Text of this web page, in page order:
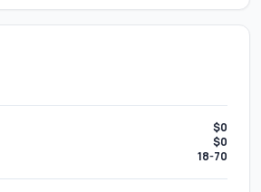
activo en tu línea de crédito, consulta
$0
$0
18-70